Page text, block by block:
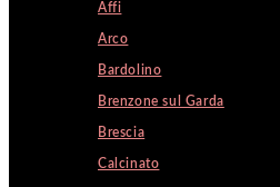
Affi
Arco
Bardolino
Brenzone sul Garda
Brescia
Calcinato